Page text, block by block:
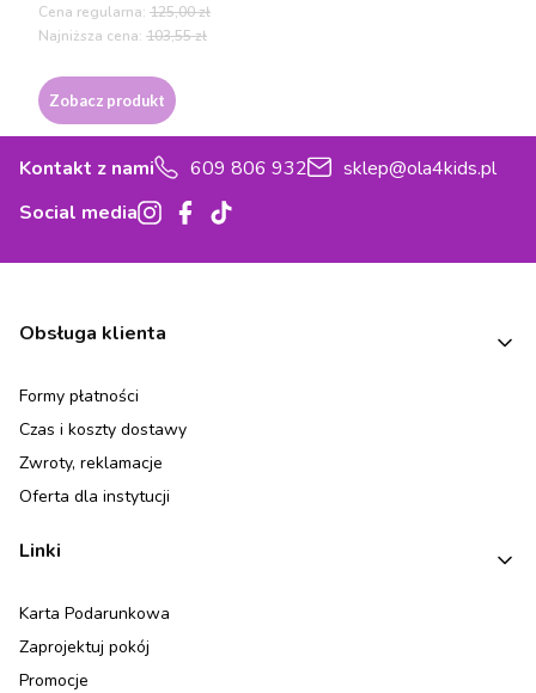
Cena regularna: 125,00 zł
Najniższa cena: 103,55 zł
Zobacz produkt
Kontakt z nami 609 806 932
sklep@ola4kids.pl
Social media
Linki w stopce
Obsługa klienta
Formy płatności
Czas i koszty dostawy
Zwroty, reklamacje
Oferta dla instytucji
Linki
Karta Podarunkowa
Zaprojektuj pokój
Promocje